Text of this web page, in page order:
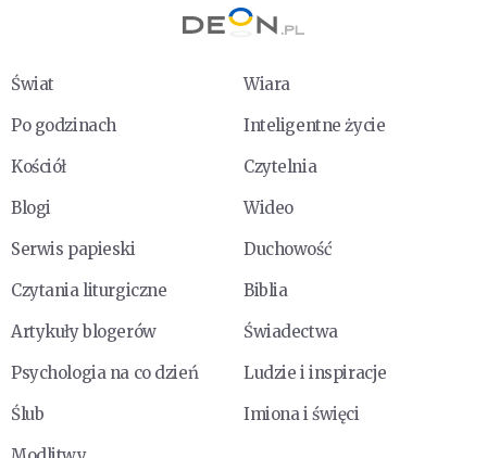
Świat
Wiara
Po godzinach
Inteligentne życie
Kościół
Czytelnia
Blogi
Wideo
Serwis papieski
Duchowość
Czytania liturgiczne
Biblia
Artykuły blogerów
Świadectwa
Psychologia na co dzień
Ludzie i inspiracje
Ślub
Imiona i święci